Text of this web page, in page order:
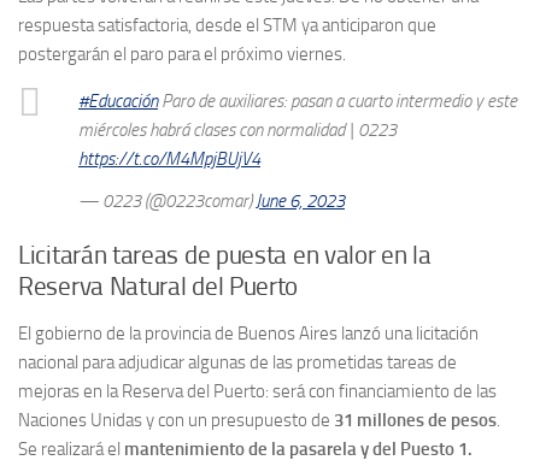
respuesta satisfactoria, desde el STM ya anticiparon que
postergarán el paro para el próximo viernes.
#EducaciónParo de auxiliares: pasan a cuarto intermedio y este
miércoles habrá clases con normalidad | 0223
https://t.co/M4MpjBUjV4
— 0223 (@0223comar)June 6, 2023
Licitarán tareas de puesta en valor en la
Reserva Natural del Puerto
El gobierno de la provincia de Buenos Aires lanzó una licitación
nacional para adjudicar algunas de las prometidas tareas de
mejoras en la Reserva del Puerto: será con financiamiento de las
Naciones Unidas y con un presupuesto de 31 millones de pesos.
Se realizará el mantenimiento de la pasarela y del Puesto 1.